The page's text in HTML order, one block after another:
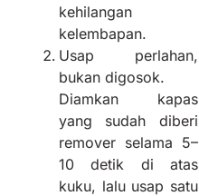
kehilangan
kelembapan.
Usap perlahan,
bukan digosok.
Diamkan kapas
yang sudah diberi
remover selama 5–
10 detik di atas
kuku, lalu usap satu